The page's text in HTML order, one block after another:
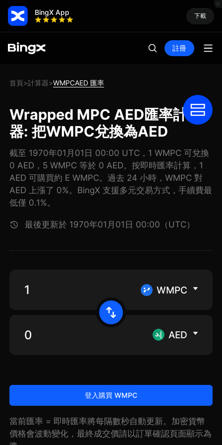
BingX App 下載
註冊
首頁>計算器>WMPCAED 匯率
Wrapped MPC AED匯率計算
器: 把WMPC兌換為AED
截至 1970年01月01日 00:00 UTC，1 WMPC 可兌換
0 AED，5 WMPC 等於 0 AED。按即時匯率計算，1
AED 可購買約 E WMPC。過去 24 小時，WMPC 對
AED 上漲了 0%。BingX 支援多元交易方式，手續費最
低僅 0.1%。
最後更新於 1970年01月01日 00:00（UTC）
WMPC
AED
登入購買 WMPC
當前匯率 = 即時匯率將每隔數秒自動更新。加密貨幣
價格會波動變化，最終成交價請以訂單確認頁面顯示為